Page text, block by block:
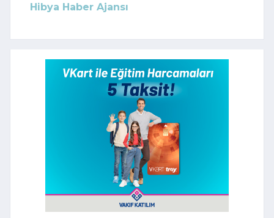
Hibya Haber Ajansı